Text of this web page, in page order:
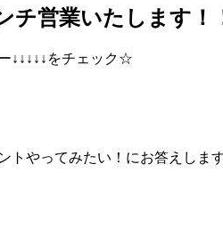
チ営業いたします
↓↓↓↓↓をチェック☆
やってみたい！にお答えします